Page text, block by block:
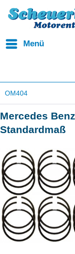
Menü
OM404
Mercedes
Standardmaß